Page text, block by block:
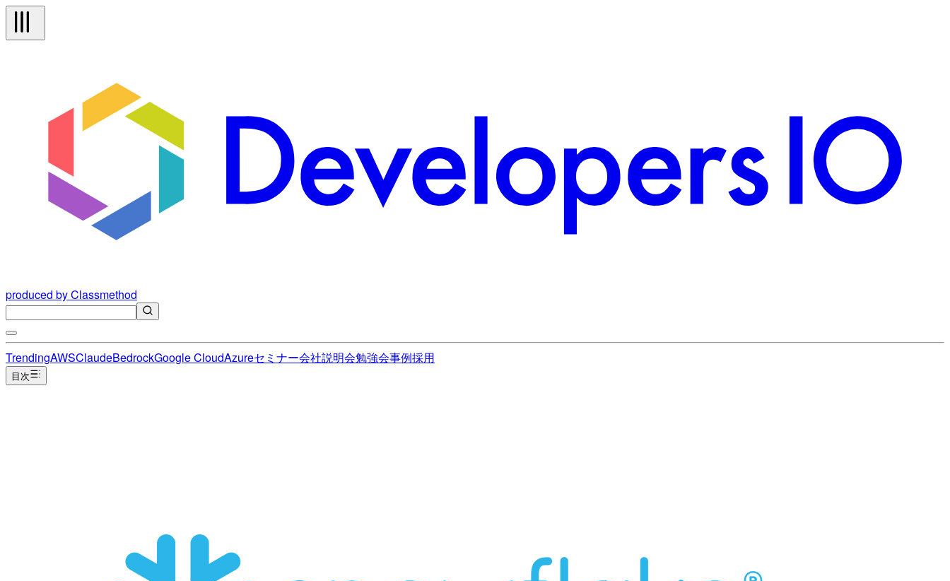
produced by Classmethod
TrendingAWSClaudeBedrockGoogle CloudAzureセミナー会社説明会勉強会事例採用
目次